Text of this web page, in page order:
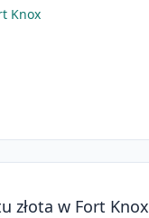
Knox
złota w Fort Knox